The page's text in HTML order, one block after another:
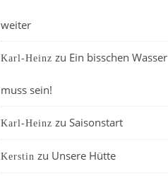
weiter
Karl-Heinz zu Ein bisschen Wasser
muss sein!
Karl-Heinz zu Saisonstart
Kerstin zu Unsere Hütte